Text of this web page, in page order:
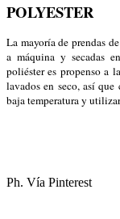
POLYESTER
La mayoría de prendas
a máquina y secadas
poliéster es propenso a
lavados en seco, así
baja temperatura y
Ph. Vía Pinterest